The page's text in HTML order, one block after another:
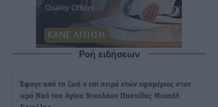
Ροή ειδήσεων
Έφυγε από τη ζωή ο επί σειρά ετών εφημέριος στον
ιερό Ναό του Αγίου Νικολάου Παστίδας Μιχαήλ